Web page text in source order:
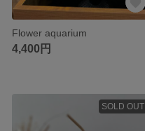
Flower aquarium
4,400円
SOLD OUT